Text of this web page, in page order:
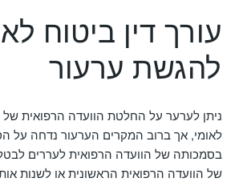
עורך דין ביטוח
להגשת ערעור
ניתן לערער על החלטת הוועדה הרפואית של
לאומי, אך ברוב המקרים הערעור נדחה על
בסמכותה של הוועדה הרפואית לעררים
של הוועדה הרפואית הראשונית או לשנות